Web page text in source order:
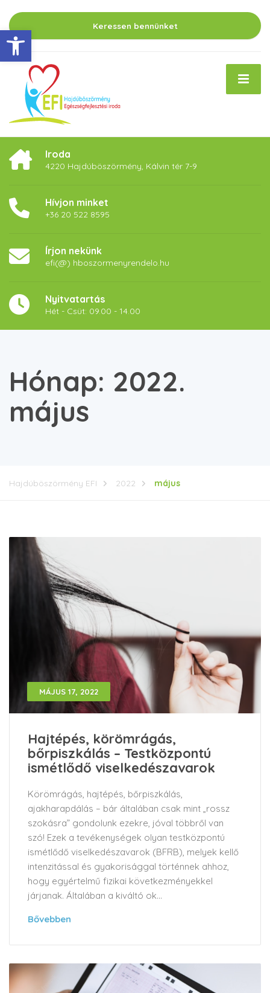
Eszköztár megnyitása
Keressen bennünket
Iroda
4220 Hajdúböszörmény, Kálvin tér 7-9
Hívjon minket
+36 20 522 8595
Írjon nekünk
efi(@) hboszormenyrendelo.hu
Nyitvatartás
Hét - Csüt: 09.00 - 14.00
Hónap: 2022.
május
Hajdúböszörmény EFI 2022 május
MÁJUS 17, 2022
Hajtépés, körömrágás,
bőrpiszkálás – Testközpontú
ismétlődő viselkedészavarok
Körömrágás, hajtépés, bőrpiszkálás,
ajakharapdálás – bár általában csak mint „rossz
szokásra” gondolunk ezekre, jóval többről van
szó! Ezek a tevékenységek olyan testközpontú
ismétlődő viselkedészavarok (BFRB), melyek kellő
intenzitással és gyakorisággal történnek ahhoz,
hogy egyértelmű fizikai következményekkel
járjanak. Általában a kiváltó ok...
Bővebben